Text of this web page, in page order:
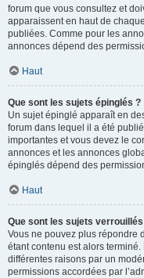
forum que vous consultez et
apparaissent en haut de
publiées. Comme pour les
annonces dépend des
Haut
Que sont les sujets épinglés ?
Un sujet épinglé apparaît en
forum dans lequel il a été
importantes et vous devez le
annonces et les annonces
épinglés dépend des
Haut
Que sont les sujets
Vous ne pouvez plus répondre
étant contenu est alors
différentes raisons par un
permissions accordées par